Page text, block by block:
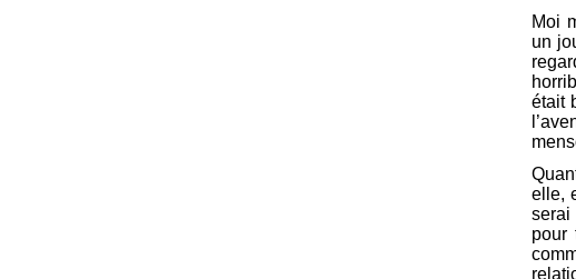
Moi
un
était
elle,
pour